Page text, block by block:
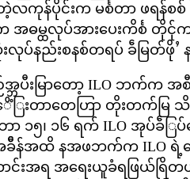
လကုန်ပိုင်းက မင်္စတာ ဖရန်စ
ဓမ္ထလုပ်အားပေးကိင်္စ တိုင်ုကာ
လုပ်နည်းစနစ်တရပ် ခဵမြတ်ဖို
အ္ဘပီးမြာတော့ ILO ဘက်က
ေိံြးတာတေဟြာ တိုးတက်မြ
၁၅၊ ၁၆ ရက် ILO အုပ်ခဵြ
န်အထိ နအဖဘက်က ILO ရဲ့
င်းအရ အရေးယူခံရဖြယ်ရြိ